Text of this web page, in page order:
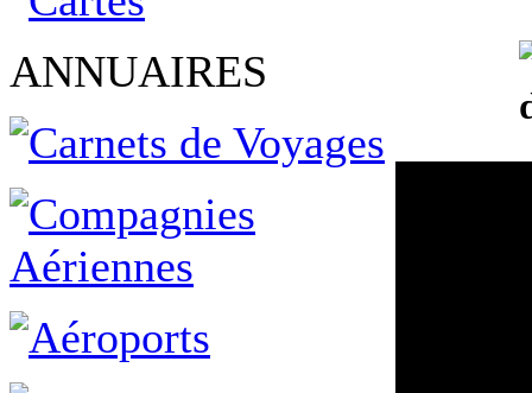
ANNUAIRES